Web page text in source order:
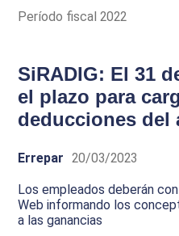
Período fiscal 2022
SiRADIG: El 31
el plazo para
deducciones del
Errepar 20/03/2023
Los empleados deberán
Web informando los
a las ganancias